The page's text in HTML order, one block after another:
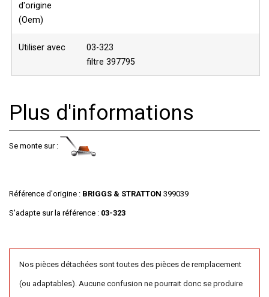
d'origine
(Oem)
Utiliser avec
03-323
filtre 397795
Plus d'informations
Se monte sur :
Référence d'origine : BRIGGS & STRATTON 399039
S'adapte sur la référence : 03-323
Nos pièces détachées sont toutes des pièces de remplacement
(ou adaptables). Aucune confusion ne pourrait donc se produire